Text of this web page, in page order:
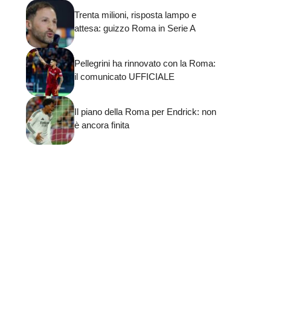
Trenta milioni, risposta lampo e
attesa: guizzo Roma in Serie A
Pellegrini ha rinnovato con la Roma:
il comunicato UFFICIALE
Il piano della Roma per Endrick: non
è ancora finita